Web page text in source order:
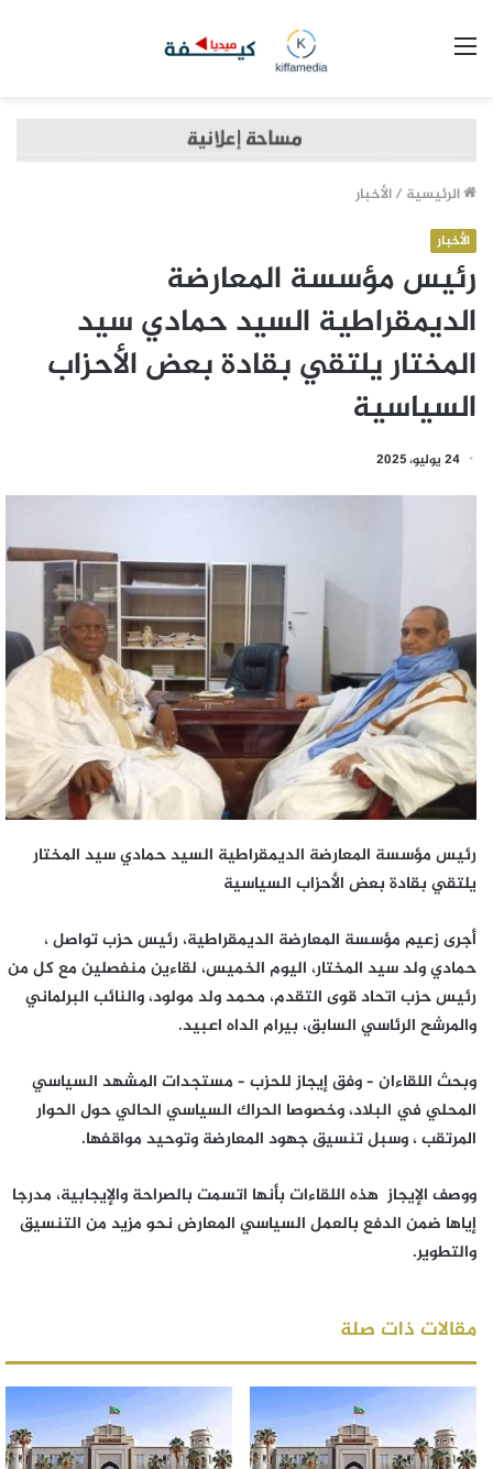
الرئيسية /الأخبار
الأخبار
رئيس مؤسسة المعارضة
الديمقراطية السيد حمادي سيد
المختار يلتقي بقادة بعض الأحزاب
السياسية
24 يوليو، 2025
رئيس مؤسسة المعارضة الديمقراطية السيد حمادي سيد المختار
يلتقي بقادة بعض الأحزاب السياسية
أجرى زعيم مؤسسة المعارضة الديمقراطية، رئيس حزب تواصل ،
حمادي ولد سيد المختار، اليوم الخميس، لقاءين منفصلين مع كل من
رئيس حزب اتحاد قوى التقدم، محمد ولد مولود، والنائب البرلماني
والمرشح الرئاسي السابق، بيرام الداه اعبيد.
وبحث اللقاءان – وفق إيجاز للحزب – مستجدات المشهد السياسي
المحلي في البلاد، وخصوصا الحراك السياسي الحالي حول الحوار
المرتقب ، وسبل تنسيق جهود المعارضة وتوحيد مواقفها.
ووصف الإيجاز هذه اللقاءات بأنها اتسمت بالصراحة والإيجابية، مدرجا
إياها ضمن الدفع بالعمل السياسي المعارض نحو مزيد من التنسيق
والتطوير.
مقالات ذات صلة